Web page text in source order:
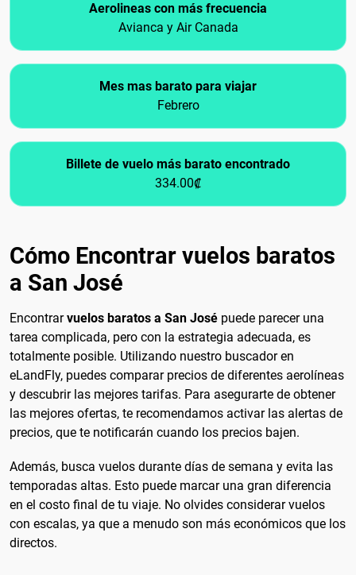
Aerolineas con más frecuencia
Avianca y Air Canada
Mes mas barato para viajar
Febrero
Billete de vuelo más barato encontrado
334.00₡
Cómo Encontrar vuelos baratos
a San José
Encontrarvuelos baratos a San José puede parecer una
tarea complicada, pero con la estrategia adecuada, es
totalmente posible. Utilizando nuestro buscador en
eLandFly, puedes comparar precios de diferentes aerolíneas
y descubrir las mejores tarifas. Para asegurarte de obtener
las mejores ofertas, te recomendamos activar las alertas de
precios, que te notificarán cuando los precios bajen.
Además, busca vuelos durante días de semana y evita las
temporadas altas. Esto puede marcar una gran diferencia
en el costo final de tu viaje. No olvides considerar vuelos
con escalas, ya que a menudo son más económicos que los
directos.